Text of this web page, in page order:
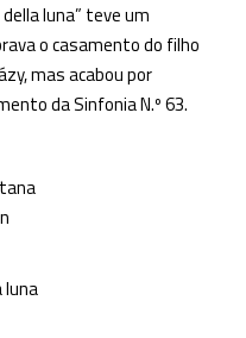
luna” teve um
o casamento do filho
mas acabou por
da Sinfonia N.º 63.
luna